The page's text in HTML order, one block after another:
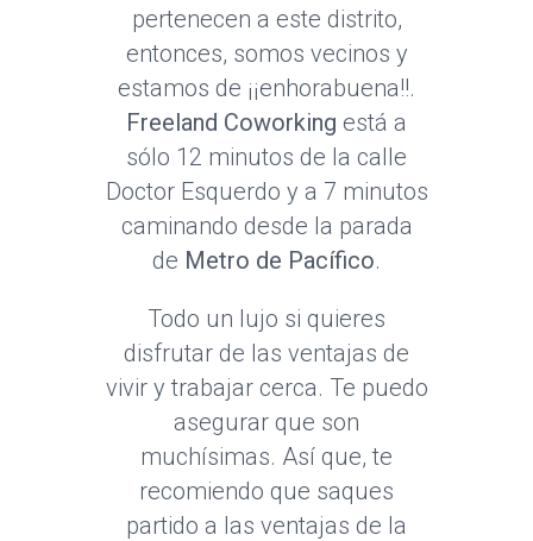
pertenecen a este distrito,
entonces, somos vecinos y
estamos de ¡¡enhorabuena!!.
Freeland Coworking está a
sólo 12 minutos de la calle
Doctor Esquerdo y a 7 minutos
caminando desde la parada
de Metro de Pacífico.
Todo un lujo si quieres
disfrutar de las ventajas de
vivir y trabajar cerca. Te puedo
asegurar que son
muchísimas. Así que, te
recomiendo que saques
partido a las ventajas de la